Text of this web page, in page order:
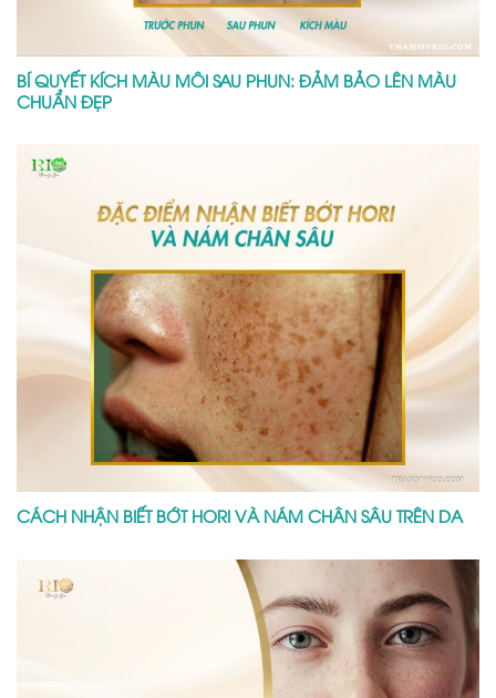
BÍ QUYẾT KÍCH MÀU MÔI SAU PHUN: ĐẢM BẢO LÊN MÀU
CHUẨN ĐẸP
CÁCH NHẬN BIẾT BỚT HORI VÀ NÁM CHÂN SÂU TRÊN DA